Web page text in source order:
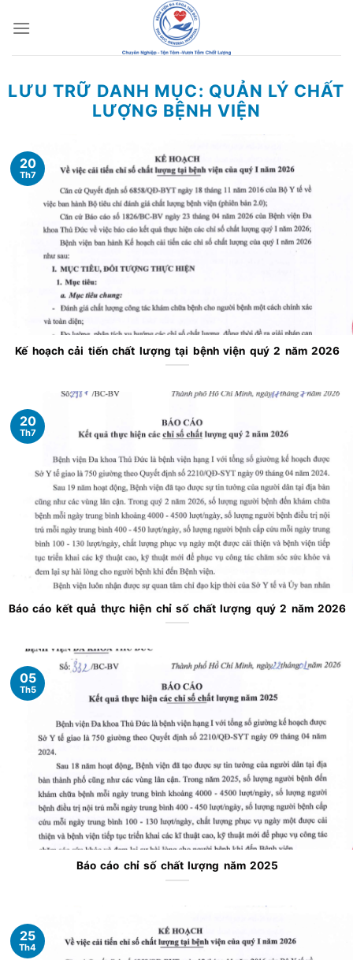
đến
LƯU TRỮ DANH MỤC: QUẢN LÝ CHẤT
LƯỢNG BỆNH VIỆN
Kế hoạch cải tiến chất lượng tại bệnh viện quý 2 năm 2026
20
Th7
Báo cáo kết quả thực hiện chỉ số chất lượng quý 2 năm 2026
20
Th7
Báo cáo chỉ số chất lượng năm 2025
05
Th5
25
Th4